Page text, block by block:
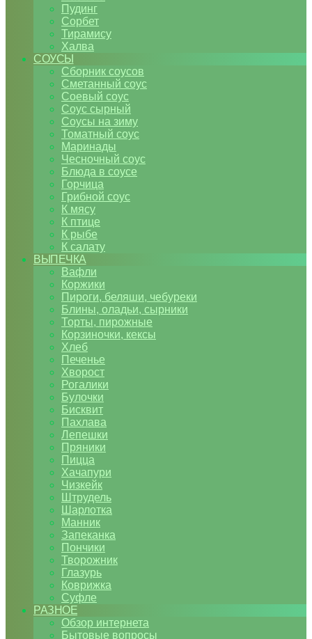
Пудинг
Сорбет
Тирамису
Халва
СОУСЫ
Сборник соусов
Сметанный соус
Соевый соус
Соус сырный
Соусы на зиму
Томатный соус
Маринады
Чесночный соус
Блюда в соусе
Горчица
Грибной соус
К мясу
К птице
К рыбе
К салату
ВЫПЕЧКА
Вафли
Коржики
Пироги, беляши, чебуреки
Блины, оладьи, сырники
Торты, пирожные
Корзиночки, кексы
Хлеб
Печенье
Хворост
Рогалики
Булочки
Бисквит
Пахлава
Лепешки
Пряники
Пицца
Хачапури
Чизкейк
Штрудель
Шарлотка
Манник
Запеканка
Пончики
Творожник
Глазурь
Коврижка
Суфле
РАЗНОЕ
Обзор интернета
Бытовые вопросы